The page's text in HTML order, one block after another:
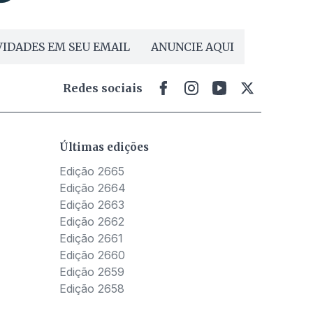
EM SEU EMAIL ANUNCIE AQUI
Redes sociais
Últimas edições
Edição 2665
Edição 2664
Edição 2663
Edição 2662
Edição 2661
Edição 2660
Edição 2659
Edição 2658